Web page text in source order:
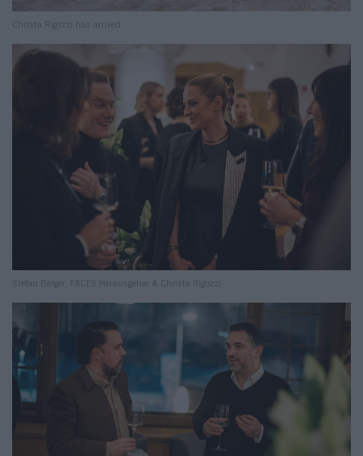
Christa Rigozzi has arrived.
Stefan Berger, FACES Herausgeber & Christa Rigozzi